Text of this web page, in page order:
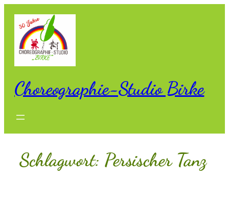
Inhalt
springen
Choreographie-Studio Birke
Schlagwort: Persischer Tanz